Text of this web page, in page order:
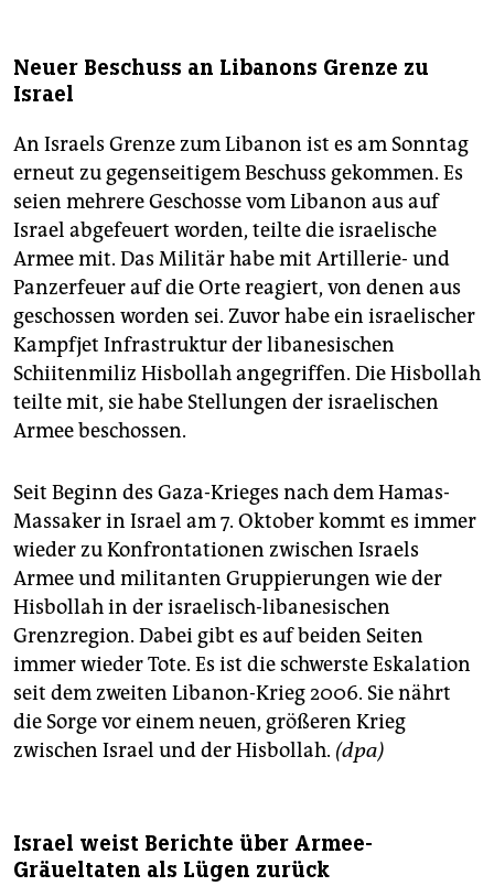
Neuer Beschuss an Libanons Grenze zu
Israel
An Israels Grenze zum Libanon ist es am Sonntag
erneut zu gegenseitigem Beschuss gekommen. Es
seien mehrere Geschosse vom Libanon aus auf
Israel abgefeuert worden, teilte die israelische
Armee mit. Das Militär habe mit Artillerie- und
Panzerfeuer auf die Orte reagiert, von denen aus
geschossen worden sei. Zuvor habe ein israelischer
Kampfjet Infrastruktur der libanesischen
Schiitenmiliz Hisbollah angegriffen. Die Hisbollah
teilte mit, sie habe Stellungen der israelischen
Armee beschossen.
Seit Beginn des Gaza-Krieges nach dem Hamas-
Massaker in Israel am 7. Oktober kommt es immer
wieder zu Konfrontationen zwischen Israels
Armee und militanten Gruppierungen wie der
Hisbollah in der israelisch-libanesischen
Grenzregion. Dabei gibt es auf beiden Seiten
immer wieder Tote. Es ist die schwerste Eskalation
seit dem zweiten Libanon-Krieg 2006. Sie nährt
die Sorge vor einem neuen, größeren Krieg
zwischen Israel und der Hisbollah. (dpa)
Israel weist Berichte über Armee-
Gräueltaten als Lügen zurück